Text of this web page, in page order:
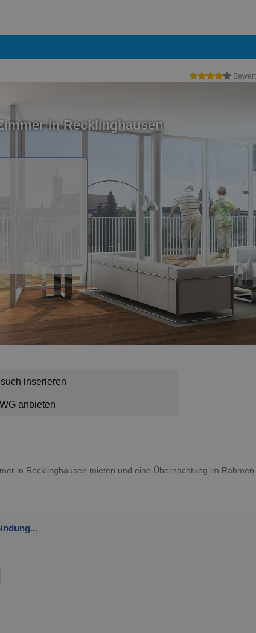
in Recklinghausen
inserieren
WG anbieten
in Recklinghausen mieten und eine Übernachtung im